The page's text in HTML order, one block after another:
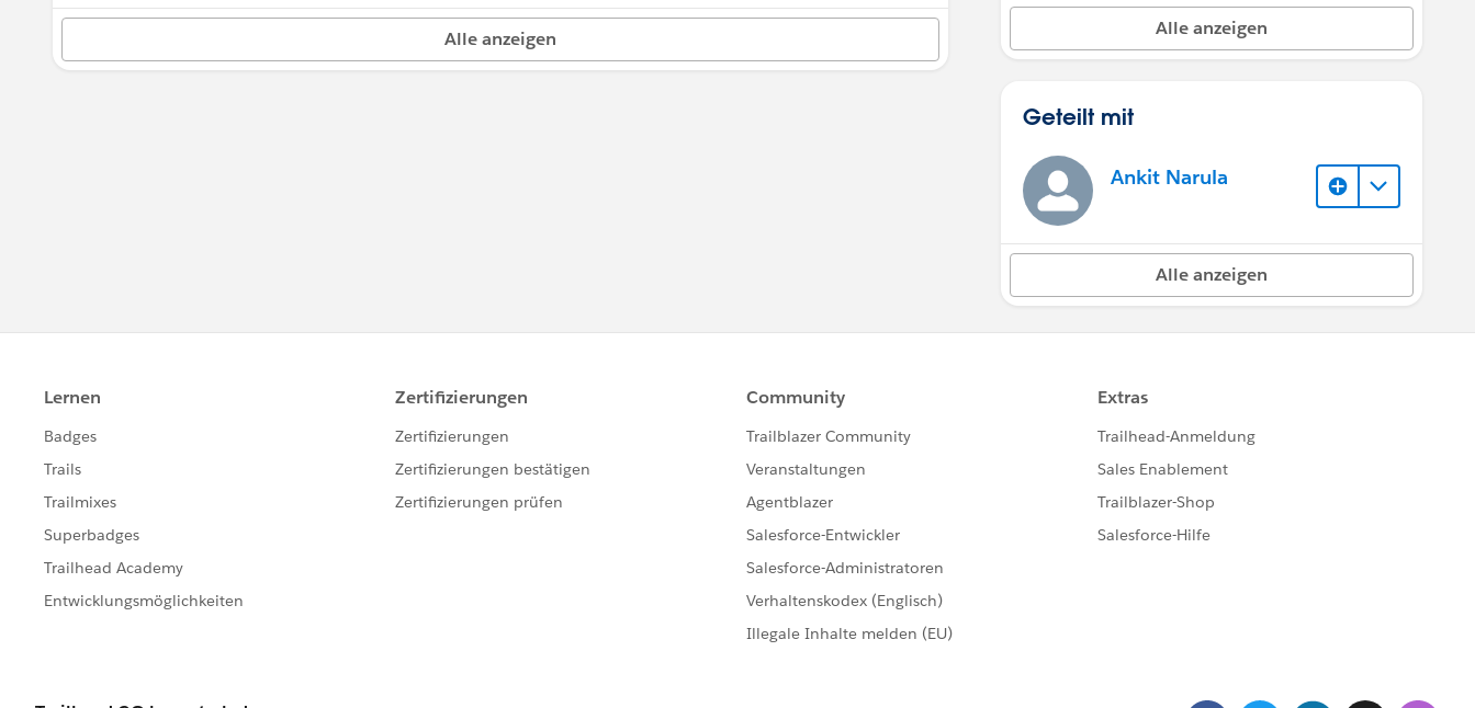
Alle anzeigen Alle anzeigen
Geteilt mit
Ankit Narula
Alle anzeigen